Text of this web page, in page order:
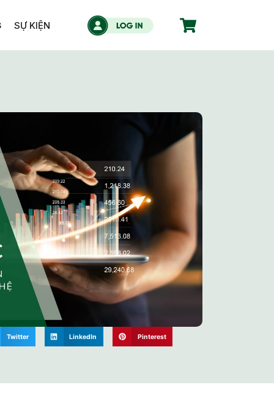
SỰ KIỆN
Twitter LinkedIn Pinterest